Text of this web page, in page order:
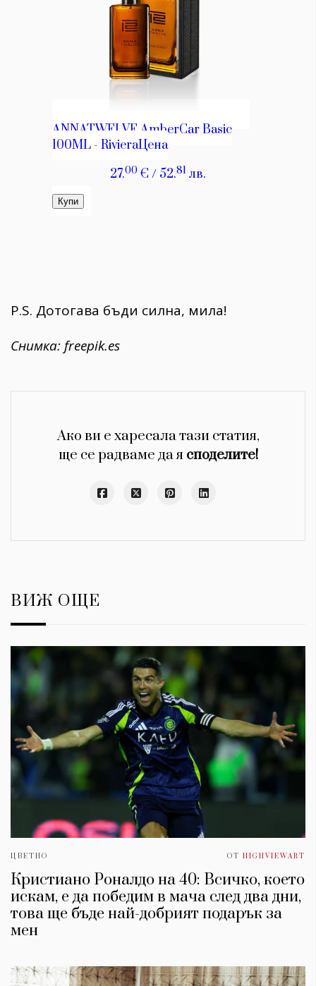
P.S. Дотогава бъди силна, мила!
Снимка: freepik.es
Ако ви е харесала тази статия,
ще се радваме да я споделите!
ВИЖ ОЩЕ
ЦВЕТНО ОТ HIGHVIEWART
Кристиано Роналдо на 40: Всичко, което
искам, е да победим в мача след два дни,
това ще бъде най-добрият подарък за
мен